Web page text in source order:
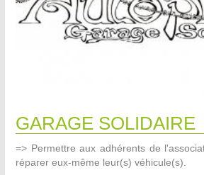
GARAGE SOLIDAIRE
=> Permettre aux adhérents de
réparer eux-même leur(s) véhicule(s).